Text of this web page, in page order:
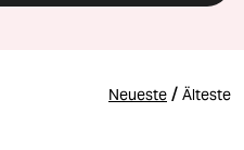
Neueste / Älteste